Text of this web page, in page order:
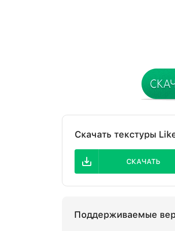
Скачать текстуры
СКАЧАТЬ
Поддерживаемые